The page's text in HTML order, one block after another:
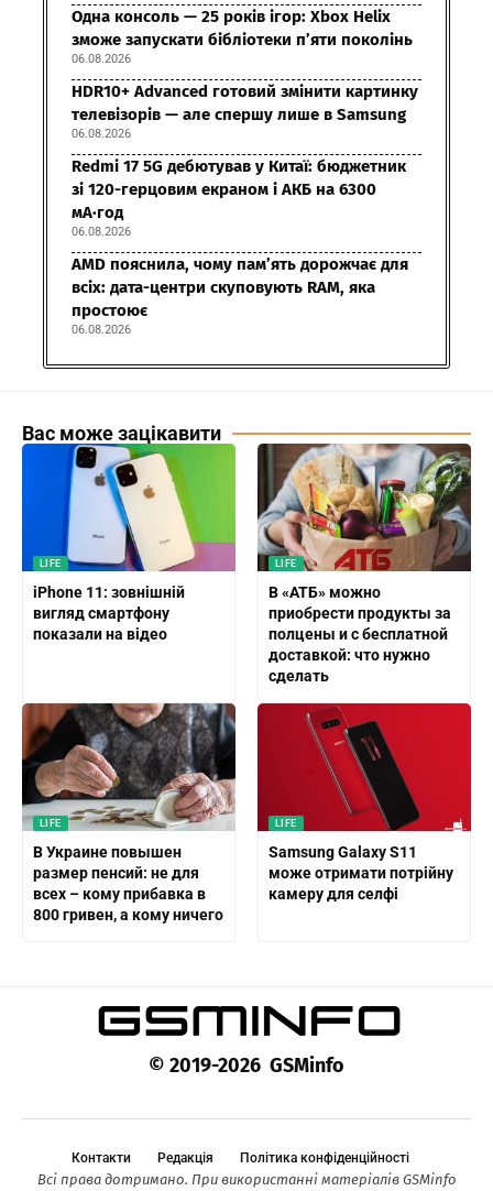
Одна консоль — 25 років ігор: Xbox Helix
зможе запускати бібліотеки п’яти поколінь
06.08.2026
HDR10+ Advanced готовий змінити картинку
телевізорів — але спершу лише в Samsung
06.08.2026
Redmi 17 5G дебютував у Китаї: бюджетник
зі 120-герцовим екраном і АКБ на 6300
мА·год
06.08.2026
AMD пояснила, чому пам’ять дорожчає для
всіх: дата-центри скуповують RAM, яка
простоює
06.08.2026
Вас може зацікавити
LIFE
iPhone 11: зовнішній
вигляд смартфону
показали на відео
LIFE
В «АТБ» можно
приобрести продукты за
полцены и с бесплатной
доставкой: что нужно
сделать
LIFE
В Украине повышен
размер пенсий: не для
всех – кому прибавка в
800 гривен, а кому ничего
LIFE
Samsung Galaxy S11
може отримати потрійну
камеру для селфі
© 2019-2026 GSMinfo
Контакти Редакція Політика конфіденційності
Всі права дотримано. При використанні матеріалів GSMinfo